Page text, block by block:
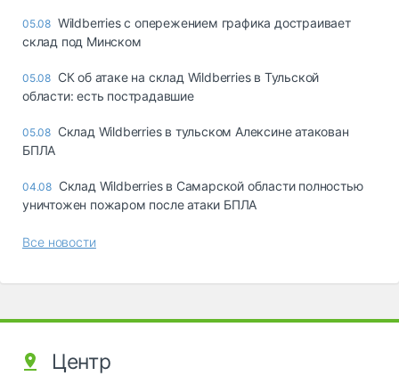
05.08 Wildberries с опережением графика достраивает
склад под Минском
05.08 СК об атаке на склад Wildberries в Тульской
области: есть пострадавшие
05.08 Склад Wildberries в тульском Алексине атакован
БПЛА
04.08 Склад Wildberries в Самарской области полностью
уничтожен пожаром после атаки БПЛА
Все новости
Центр